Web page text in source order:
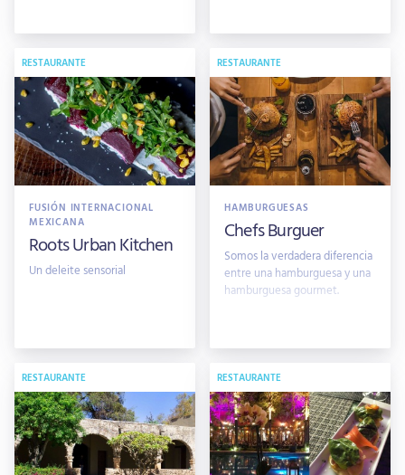
RESTAURANTE
FUSIÓN INTERNACIONAL
MEXICANA
Roots Urban Kitchen
Un deleite sensorial
RESTAURANTE
HAMBURGUESAS
Chefs Burguer
Somos la verdadera diferencia
entre una hamburguesa y una
hamburguesa gourmet.
RESTAURANTE RESTAURANTE